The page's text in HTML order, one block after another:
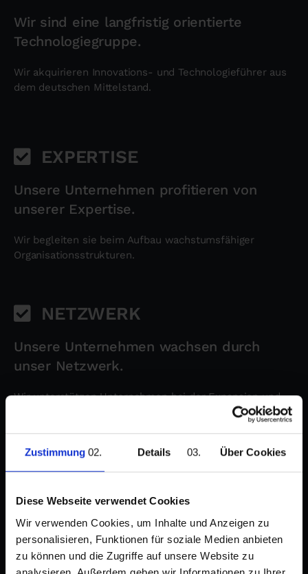
Zustimmung Details Über Cookies
Diese Webseite verwendet Cookies
Wir verwenden Cookies, um Inhalte und Anzeigen zu
personalisieren, Funktionen für soziale Medien anbieten
zu können und die Zugriffe auf unsere Website zu
Wir sind eine langfristig orientierte
Technologiegruppe.
Wir akquirieren Innovations- und Technologieführer aus
dem deutschen Mittelstand.
EXPERTISE
Unsere Unternehmen profitieren von
unserer Expertise.
Wir begleiten sie beim Aufbau wachstumsfähiger
Organisationsstrukturen.
NETZWERK
Unsere Unternehmen wachsen durch
unser Netzwerk.
Wir unterstützen Unternehmen bei der Expansion und